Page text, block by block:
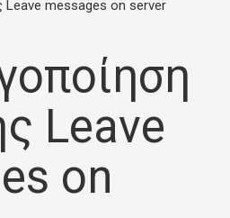
Leave messages on server
Leave
on